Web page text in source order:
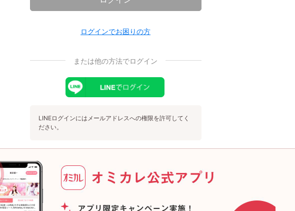
ログインでお困りの方
または他の方法でログイン
LINEログインにはメールアドレスへの権限を許可してく
ださい。